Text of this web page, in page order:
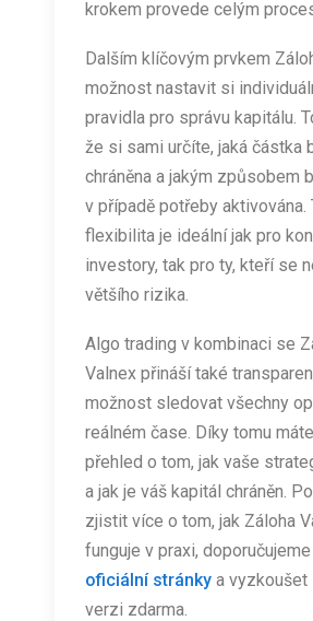
krokem provede celým
Dalším klíčovým prvkem
možnost nastavit si
pravidla pro správu kapitálu.
že si sami určíte, jaká částka
chráněna a jakým způsobem
v případě potřeby aktivována.
flexibilita je ideální jak pro
investory, tak pro ty, kteří se
většího rizika.
Algo trading v kombinaci se
Valnex přináší také
možnost sledovat všechny
reálném čase. Díky tomu
přehled o tom, jak vaše
a jak je váš kapitál chráněn.
zjistit více o tom, jak Záloha
funguje v praxi, doporučujeme
oficiální stránky a vyzkoušet
verzi zdarma.